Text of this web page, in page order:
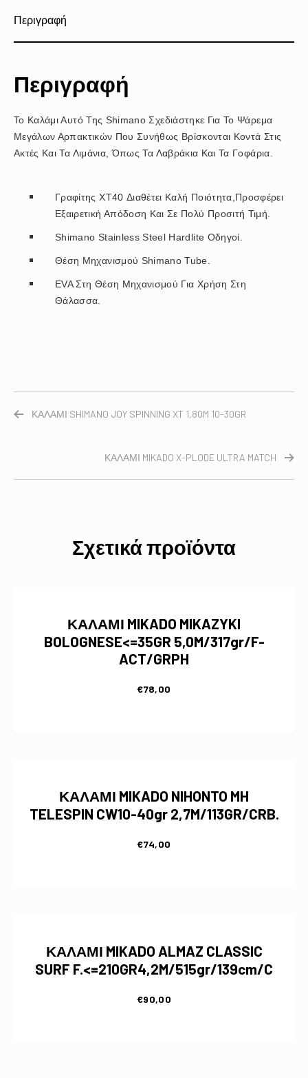
Περιγραφή
Περιγραφή
Το Καλάμι Αυτό Της Shimano Σχεδιάστηκε Για Το Ψάρεμα
Μεγάλων Αρπακτικών Που Συνήθως Βρίσκονται Κοντά Στις
Ακτές Και Τα Λιμάνια, Όπως Τα Λαβράκια Και Τα Γοφάρια.
Γραφίτης XT40 Διαθέτει Καλή Ποιότητα,Προσφέρει
Εξαιρετική Απόδοση Και Σε Πολύ Προσιτή Τιμή.
Shimano Stainless Steel Hardlite Οδηγοί.
Θέση Μηχανισμού Shimano Tube.
EVA Στη Θέση Μηχανισμού Για Χρήση Στη
Θάλασσα.
ΚΑΛΑΜΙ SHIMANO JOY SPINNING XT 1,80M 10-30GR
ΚΑΛΑΜΙ MIKADO X-PLODE ULTRA MATCH
Σχετικά προϊόντα
ΚΑΛΑΜΙ MIKADO MIKAZYKI
BOLOGNESE<=35GR 5,0M/317gr/F-
ACT/GRPH
€78,00
ΚΑΛΑΜΙ MIKADO NIHONTO MH
TELESPIN CW10-40gr 2,7M/113GR/CRB.
€74,00
ΚΑΛΑΜΙ MIKADO ALMAZ CLASSIC
SURF F.<=210GR4,2M/515gr/139cm/C
€90,00